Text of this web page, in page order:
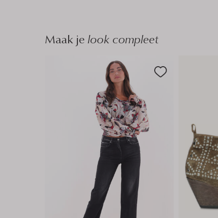
Maak je look compleet